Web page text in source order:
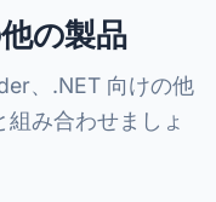
の製品
、.NET 向けの他
み合わせましょ